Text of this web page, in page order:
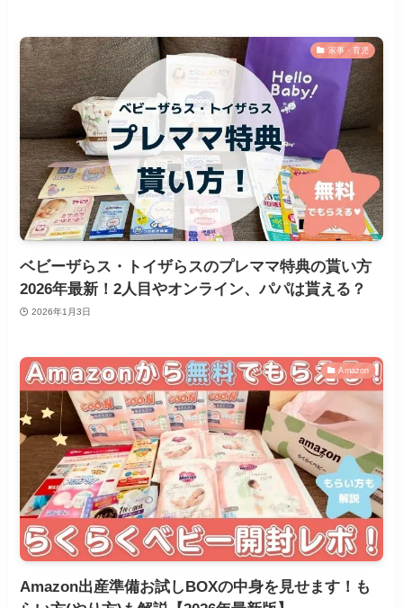
家事・育児
ベビーザらス・トイザらスのプレママ特典の貰い方
2026年最新！2人目やオンライン、パパは貰える？
2026年1月3日
Amazon
Amazon出産準備お試しBOXの中身を見せます！も